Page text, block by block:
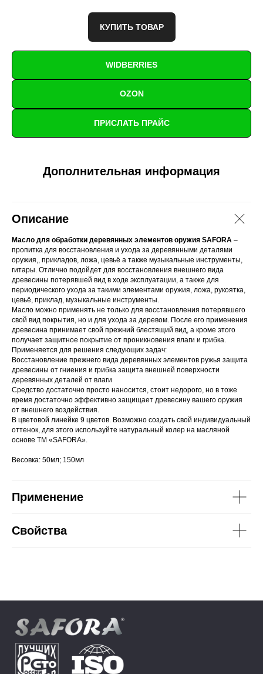
КУПИТЬ ТОВАР
WIDBERRIES
OZON
ПРИСЛАТЬ ПРАЙС
Дополнительная информация
Описание
Масло для обработки деревянных элементов оружия SAFORA –
пропитка для восстановления и ухода за деревянными деталями
оружия,, прикладов, ложа, цевьё а также музыкальные инструменты,
гитары. Отлично подойдет для восстановления внешнего вида
древесины потерявшей вид в ходе эксплуатации, а также для
периодического ухода за такими элементами оружия, ложа, рукоятка,
цевьё, приклад, музыкальные инструменты.
Масло можно применять не только для восстановления потерявшего
свой вид покрытия, но и для ухода за деревом. После его применения
древесина принимает свой прежний блестящий вид, а кроме этого
получает защитное покрытие от проникновения влаги и грибка.
Применяется для решения следующих задач:
Восстановление прежнего вида деревянных элементов ружья защита
древесины от гниения и грибка защита внешней поверхности
деревянных деталей от влаги
Средство достаточно просто наносится, стоит недорого, но в тоже
время достаточно эффективно защищает древесину вашего оружия
от внешнего воздействия.
В цветовой линейке 9 цветов. Возможно создать свой индивидуальный
оттенок, для этого используйте натуральный колер на масляной
основе ТМ «SAFORA».
Весовка: 50мл; 150мл
Применение
Свойства